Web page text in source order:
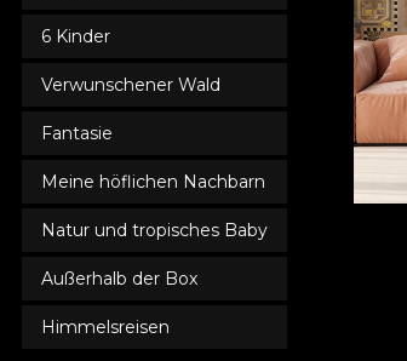
6 Kinder
Verwunschener Wald
Fantasie
Meine höflichen Nachbarn
Natur und tropisches Baby
Außerhalb der Box
Himmelsreisen